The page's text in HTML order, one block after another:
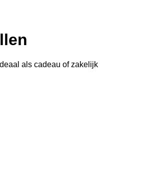
als cadeau of zakelijk